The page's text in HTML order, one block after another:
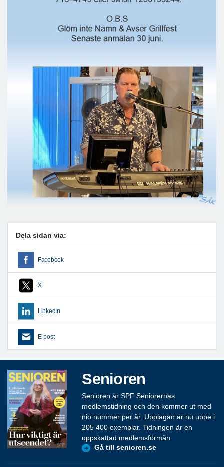
Dela sidan via:
Facebook
X
LinkedIn
E-post
Senioren
Senioren är SPF Seniorernas
medlemstidning och den kommer ut med
nio nummer per år. Upplagan är nu uppe i
205 400 exemplar. Tidningen är en
uppskattad medlemsförmån.
Gå till senioren.se